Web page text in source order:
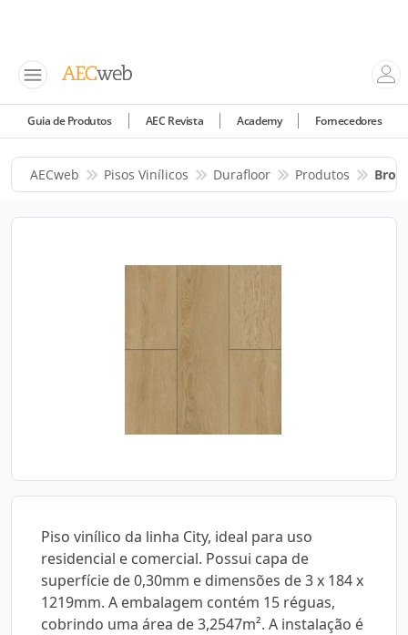
Guia de Produtos AEC Revista Academy Fornecedores
AECweb Pisos Vinílicos Durafloor Produtos
Piso vinílico da linha City, ideal para uso
residencial e comercial. Possui capa de
superfície de 0,30mm e dimensões de 3 x 184 x
1219mm. A embalagem contém 15 réguas,
cobrindo uma área de 3,2547m². A instalação é